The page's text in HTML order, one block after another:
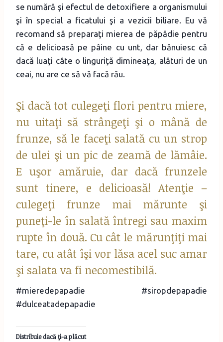
se numără şi efectul de detoxifiere a organismului
şi în special a ficatului şi a vezicii biliare. Eu vă
recomand să preparaţi mierea de păpădie pentru
că e delicioasă pe pâine cu unt, dar bănuiesc că
dacă luaţi câte o linguriţă dimineaţa, alături de un
ceai, nu are ce să vă facă rău.
Şi dacă tot culegeţi flori pentru miere,
nu uitaţi să strângeţi şi o mână de
frunze, să le faceţi salată cu un strop
de ulei şi un pic de zeamă de lămâie.
E uşor amăruie, dar dacă frunzele
sunt tinere, e delicioasă! Atenţie –
culegeţi frunze mai mărunte şi
puneţi-le în salată întregi sau maxim
rupte în două. Cu cât le mărunţiţi mai
tare, cu atât îşi vor lăsa acel suc amar
şi salata va fi necomestibilă.
#mieredepapadie #siropdepapadie
#dulceatadepapadie
Distribuie dacă ţi-a plăcut